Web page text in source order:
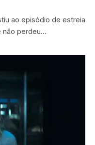
ao episódio de estreia
não perdeu…